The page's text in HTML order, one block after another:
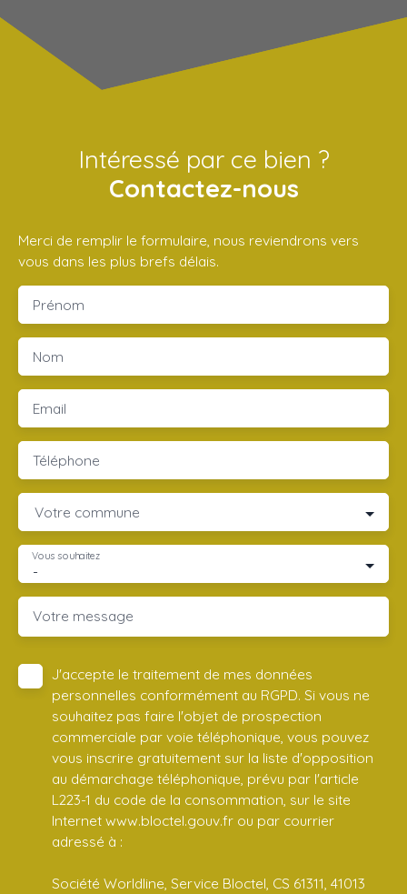
Intéressé par ce bien ?
Contactez-nous
Merci de remplir le formulaire, nous reviendrons vers
vous dans les plus brefs délais.
Prénom
Nom
Email
Téléphone
Votre commune
-
Vous souhaitez
Votre message
J'accepte le traitement de mes données
personnelles conformément au RGPD. Si vous ne
souhaitez pas faire l'objet de prospection
commerciale par voie téléphonique, vous pouvez
vous inscrire gratuitement sur la liste d'opposition
au démarchage téléphonique, prévu par l'article
L223-1 du code de la consommation, sur le site
Internet www.bloctel.gouv.fr ou par courrier
adressé à :
Société Worldline, Service Bloctel, CS 61311, 41013